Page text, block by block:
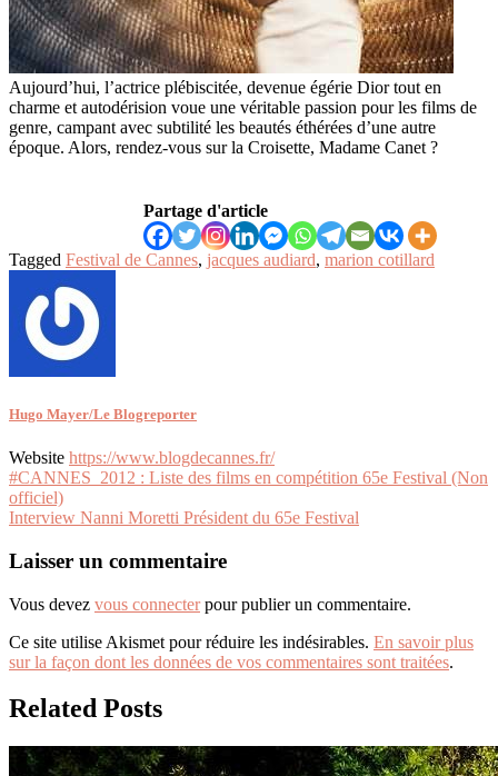
Aujourd’hui, l’actrice plébiscitée, devenue égérie Dior tout en
charme et autodérision voue une véritable passion pour les films de
genre, campant avec subtilité les beautés éthérées d’une autre
époque. Alors, rendez-vous sur la Croisette, Madame Canet ?
Partage d'article
Tagged Festival de Cannes, jacques audiard, marion cotillard
Hugo Mayer/Le Blogreporter
Website https://www.blogdecannes.fr/
Navigation
de
#CANNES_2012 : Liste des films en compétition 65e Festival (Non
officiel)
Interview Nanni Moretti Président du 65e Festival
Laisser un commentaire
Vous devez vous connecterpour publier un commentaire.
Ce site utilise Akismet pour réduire les indésirables. En savoir plus
sur la façon dont les données de vos commentaires sont traitées.
Related Posts